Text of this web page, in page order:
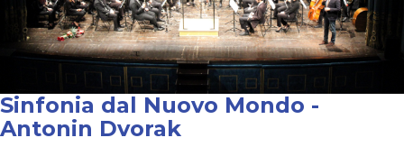
Sinfonia dal Nuovo Mondo -
Antonin Dvorak